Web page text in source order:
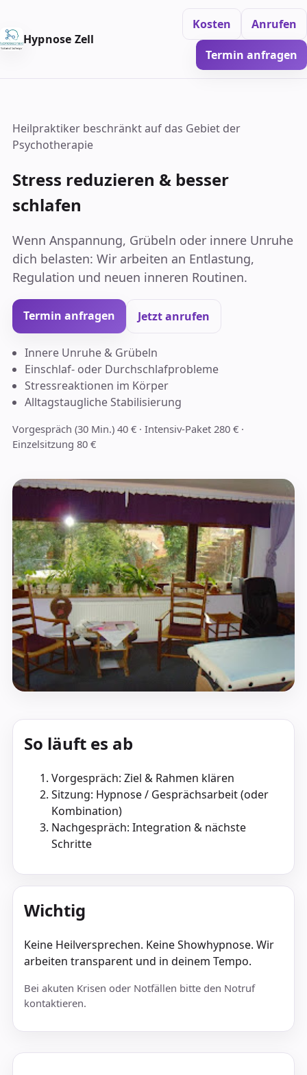
Hypnose Zell
Kosten Anrufen
Termin anfragen
Heilpraktiker beschränkt auf das Gebiet der
Psychotherapie
Stress reduzieren & besser
schlafen
Wenn Anspannung, Grübeln oder innere Unruhe
dich belasten: Wir arbeiten an Entlastung,
Regulation und neuen inneren Routinen.
Termin anfragen Jetzt anrufen
Innere Unruhe & Grübeln
Einschlaf- oder Durchschlafprobleme
Stressreaktionen im Körper
Alltagstaugliche Stabilisierung
Vorgespräch (30 Min.) 40 € · Intensiv-Paket 280 € ·
Einzelsitzung 80 €
So läuft es ab
Vorgespräch: Ziel & Rahmen klären
Sitzung: Hypnose / Gesprächsarbeit (oder
Kombination)
Nachgespräch: Integration & nächste
Schritte
Wichtig
Keine Heilversprechen. Keine Showhypnose. Wir
arbeiten transparent und in deinem Tempo.
Bei akuten Krisen oder Notfällen bitte den Notruf
kontaktieren.